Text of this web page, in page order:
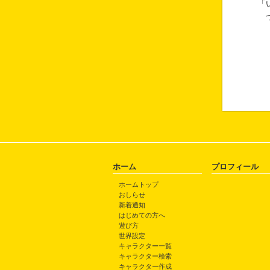
ホーム
ホームトップ
おしらせ
新着通知
はじめての方へ
遊び方
世界設定
キャラクター一覧
キャラクター検索
キャラクター作成
プロフィール